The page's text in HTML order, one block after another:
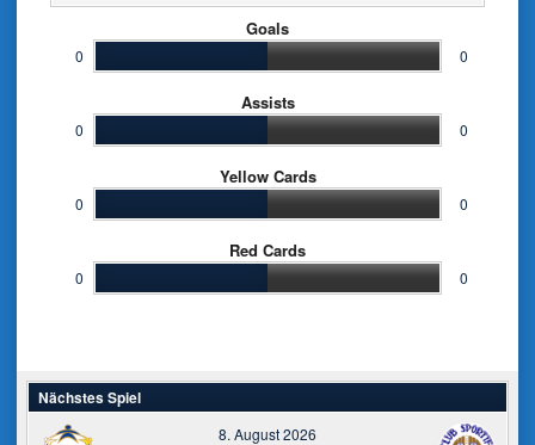
Goals
0 0
Assists
0 0
Yellow Cards
0 0
Red Cards
0 0
Nächstes Spiel
8. August 2026